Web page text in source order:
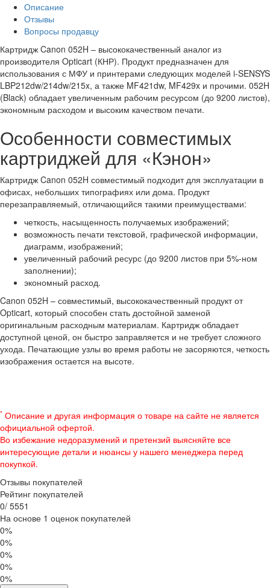
Описание
Отзывы
Вопросы продавцу
Картридж Canon 052H – высококачественный аналог из
производителя Opticart (КНР). Продукт предназначен для
использования с МФУ и принтерами следующих моделей i-SENSYS
LBP212dw/214dw/215x, а также MF421dw, MF429x и прочими. 052H
(Black) обладает увеличенным рабочим ресурсом (до 9200 листов),
экономным расходом и высоким качеством печати.
Особенности совместимых
картриджей для «Кэнон»
Картридж Canon 052H совместимый подходит для эксплуатации в
офисах, небольших типографиях или дома. Продукт
перезаправляемый, отличающийся такими преимуществами:
четкость, насыщенность получаемых изображений;
возможность печати текстовой, графической информации,
диаграмм, изображений;
увеличенный рабочий ресурс (до 9200 листов при 5%-ном
заполнении);
экономный расход.
Canon 052H – совместимый, высококачественный продукт от
Opticart, который способен стать достойной заменой
оригинальным расходным материалам. Картридж обладает
доступной ценой, он быстро заправляется и не требует сложного
ухода. Печатающие узлы во время работы не засоряются, четкость
изображения остается на высоте.
* Описание и другая информация о товаре на сайте не является
официальной офертой.
Во избежание недоразумений и претензий выясняйте все
интересующие детали и нюансы у нашего менеджера перед
покупкой.
Отзывы покупателей
Рейтинг покупателей
0/ 5551
На основе 1 оценок покупателей
0%
0%
0%
0%
0%